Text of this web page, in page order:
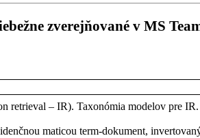
zverejňované v MS
retrieval – IR).Taxonómia modelov pre IR.
maticou term-dokument,